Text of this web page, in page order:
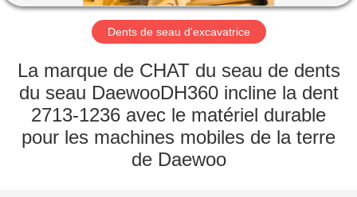
DE
VISITE
D'USINE
Dents de seau d'excavatrice
La marque de CHAT du seau de dents
du seau DaewooDH360 incline la dent
2713-1236 avec le matériel durable
pour les machines mobiles de la terre
de Daewoo